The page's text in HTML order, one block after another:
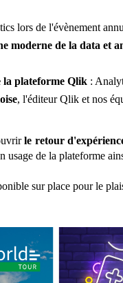
lors de l'évènement
moderne de la data et
la plateforme Qlik :
, l'éditeur Qlik et nos
le retour
usage de la plateforme
sur place pour le